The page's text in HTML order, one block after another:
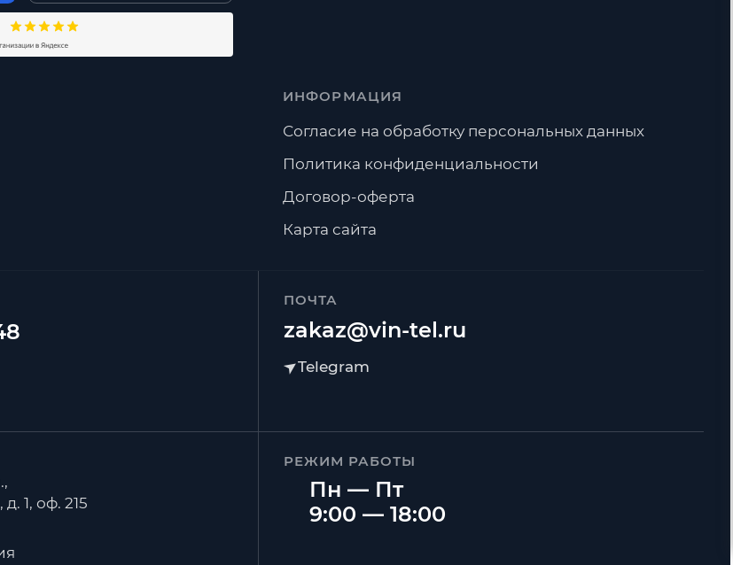
ПОЧТА
zakaz@vin-tel.ru
1, оф. 215
РЕЖИМ РАБОТЫ
Пн — Пт
9:00 — 18:00
ИНФОРМАЦИЯ
Согласие на обработку персональных данных
Политика конфиденциальности
Договор-оферта
Карта сайта